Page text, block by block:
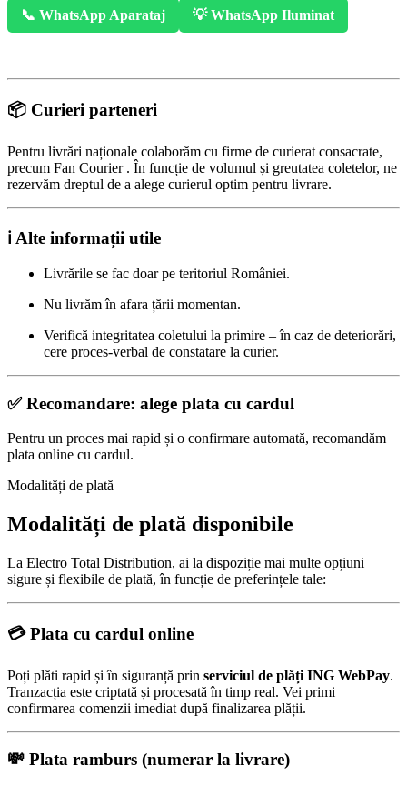
📞 WhatsApp Aparataj 💡 WhatsApp Iluminat
📦 Curieri parteneri
Pentru livrări naționale colaborăm cu firme de curierat consacrate,
precum Fan Courier . În funcție de volumul și greutatea coletelor, ne
rezervăm dreptul de a alege curierul optim pentru livrare.
ℹ️ Alte informații utile
Livrările se fac doar pe teritoriul României.
Nu livrăm în afara țării momentan.
Verifică integritatea coletului la primire – în caz de deteriorări,
cere proces-verbal de constatare la curier.
✅ Recomandare: alege plata cu cardul
Pentru un proces mai rapid și o confirmare automată, recomandăm
plata online cu cardul.
Modalități de plată
Modalități de plată disponibile
La Electro Total Distribution, ai la dispoziție mai multe opțiuni
sigure și flexibile de plată, în funcție de preferințele tale:
💳Plata cu cardul online
Poți plăti rapid și în siguranță prin serviciul de plăți ING WebPay.
Tranzacția este criptată și procesată în timp real. Vei primi
confirmarea comenzii imediat după finalizarea plății.
💸 Plata ramburs (numerar la livrare)